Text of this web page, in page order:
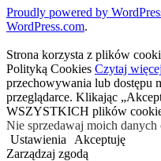
Proudly powered by
WordPress.com.
Strona korzysta z plików
Polityką Cookies Czytaj więcej
przechowywania lub dostępu
przeglądarce. Klikając
WSZYSTKICH plików
Nie sprzedawaj moich danych
Ustawienia
Akceptuję
Zarządzaj zgodą